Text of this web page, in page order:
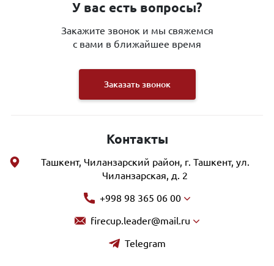
У вас есть вопросы?
Закажите звонок и мы свяжемся
с вами в ближайшее время
Заказать звонок
Контакты
Ташкент, Чиланзарский район, г. Ташкент, ул.
Чиланзарская, д. 2
+998 98 365 06 00
firecup.leader@mail.ru
Telegram